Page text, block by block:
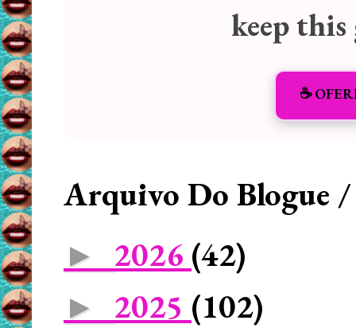
keep
☕️
Arquivo Do Blogue
► 2026 (42)
► 2025 (102)